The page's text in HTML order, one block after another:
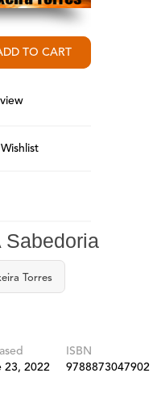
Sabedoria
Torres
23, 2022
ISBN
9788873047902